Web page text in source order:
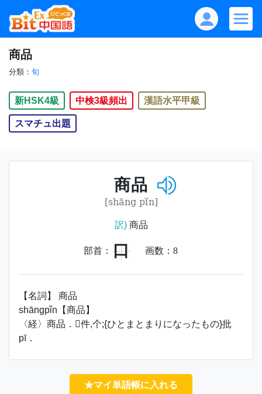
商品
分類： 旬
新HSK4級 中検3級頻出 漢語水平甲級
スマチュ出題
商品
[shāng pǐn]
訳)商品
部首： 口 画数： 8
【名詞】 商品
shāngpǐn【商品】
〈経〉商品．件,个;{ひとまとまりになったもの}批
pī．
★マイ単語帳に入れる